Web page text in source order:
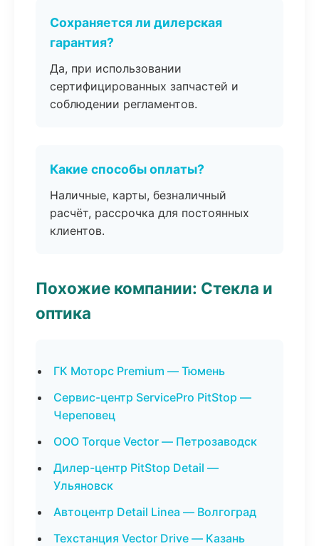
Сохраняется ли дилерская
гарантия?
Да, при использовании
сертифицированных запчастей и
соблюдении регламентов.
Какие способы оплаты?
Наличные, карты, безналичный
расчёт, рассрочка для постоянных
клиентов.
Похожие компании: Стекла и
оптика
ГК Моторс Premium — Тюмень
Сервис-центр ServicePro PitStop —
Череповец
ООО Torque Vector — Петрозаводск
Дилер-центр PitStop Detail —
Ульяновск
Автоцентр Detail Linea — Волгоград
Техстанция Vector Drive — Казань